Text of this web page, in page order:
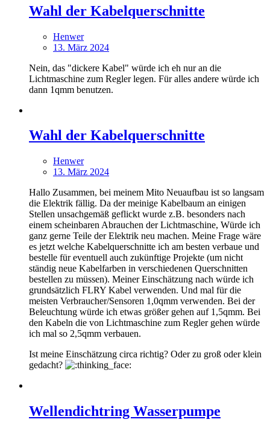
Wahl der Kabelquerschnitte
Henwer
13. März 2024
Nein, das "dickere Kabel" würde ich eh nur an die
Lichtmaschine zum Regler legen. Für alles andere würde ich
dann 1qmm benutzen.
Wahl der Kabelquerschnitte
Henwer
13. März 2024
Hallo Zusammen, bei meinem Mito Neuaufbau ist so langsam
die Elektrik fällig. Da der meinige Kabelbaum an einigen
Stellen unsachgemäß geflickt wurde z.B. besonders nach
einem scheinbaren Abrauchen der Lichtmaschine, Würde ich
ganz gerne Teile der Elektrik neu machen. Meine Frage wäre
es jetzt welche Kabelquerschnitte ich am besten verbaue und
bestelle für eventuell auch zukünftige Projekte (um nicht
ständig neue Kabelfarben in verschiedenen Querschnitten
bestellen zu müssen). Meiner Einschätzung nach würde ich
grundsätzlich FLRY Kabel verwenden. Und mal für die
meisten Verbraucher/Sensoren 1,0qmm verwenden. Bei der
Beleuchtung würde ich etwas größer gehen auf 1,5qmm. Bei
den Kabeln die von Lichtmaschine zum Regler gehen würde
ich mal so 2,5qmm verbauen.
Ist meine Einschätzung circa richtig? Oder zu groß oder klein
gedacht?
Wellendichtring Wasserpumpe